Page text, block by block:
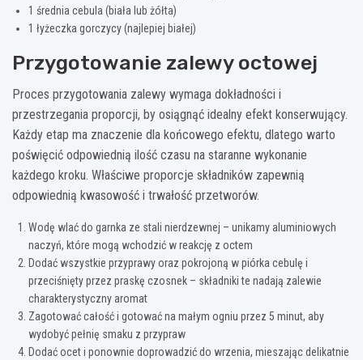
1 średnia cebula (biała lub żółta)
1 łyżeczka gorczycy (najlepiej białej)
Przygotowanie zalewy octowej
Proces przygotowania zalewy wymaga dokładności i
przestrzegania proporcji, by osiągnąć idealny efekt konserwujący.
Każdy etap ma znaczenie dla końcowego efektu, dlatego warto
poświęcić odpowiednią ilość czasu na staranne wykonanie
każdego kroku. Właściwe proporcje składników zapewnią
odpowiednią kwasowość i trwałość przetworów.
Wodę wlać do garnka ze stali nierdzewnej – unikamy aluminiowych
naczyń, które mogą wchodzić w reakcję z octem
Dodać wszystkie przyprawy oraz pokrojoną w piórka cebulę i
przeciśnięty przez praskę czosnek – składniki te nadają zalewie
charakterystyczny aromat
Zagotować całość i gotować na małym ogniu przez 5 minut, aby
wydobyć pełnię smaku z przypraw
Dodać ocet i ponownie doprowadzić do wrzenia, mieszając delikatnie